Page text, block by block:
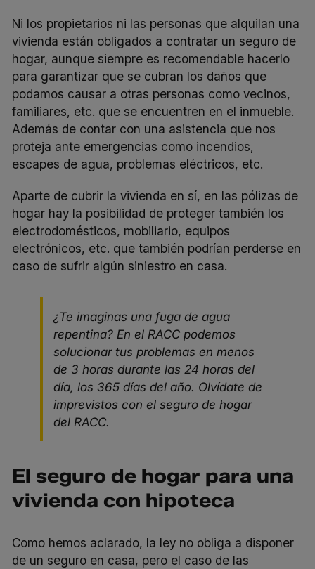
Ni los propietarios ni las personas que alquilan una
vivienda están obligados a contratar un seguro de
hogar, aunque siempre es recomendable hacerlo
para garantizar que se cubran los daños que
podamos causar a otras personas como vecinos,
familiares, etc. que se encuentren en el inmueble.
Además de contar con una asistencia que nos
proteja ante emergencias como incendios,
escapes de agua, problemas eléctricos, etc.
Aparte de cubrir la vivienda en sí, en las pólizas de
hogar hay la posibilidad de proteger también los
electrodomésticos, mobiliario, equipos
electrónicos, etc. que también podrían perderse en
caso de sufrir algún siniestro en casa.
¿Te imaginas una fuga de agua
repentina? En el RACC podemos
solucionar tus problemas en menos
de 3 horas durante las 24 horas del
día, los 365 días del año. Olvídate de
imprevistos con elseguro de hogar
del RACC.
El seguro de hogar para una
vivienda con hipoteca
Como hemos aclarado, la ley no obliga a disponer
de un seguro en casa, pero el caso de las